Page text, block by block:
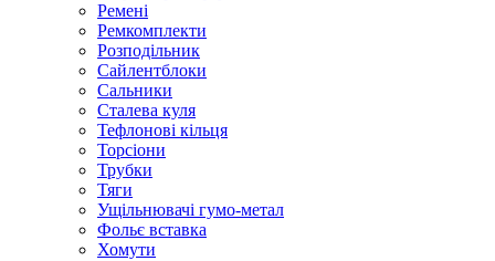
Ремені
Ремкомплекти
Розподільник
Сайлентблоки
Сальники
Сталева куля
Тефлонові кільця
Торсіони
Трубки
Тяги
Ущільнювачі гумо-метал
Фольє вставка
Хомути